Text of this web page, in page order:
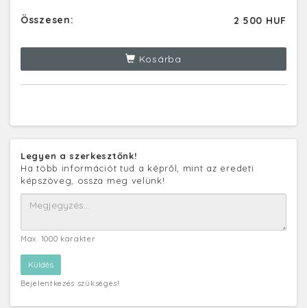
Összesen: 2 500 HUF
Kosárba
Legyen a szerkesztőnk!
Ha több információt tud a képről, mint az eredeti
képszöveg, ossza meg velünk!
Max. 1000 karakter
Bejelentkezés szükséges!